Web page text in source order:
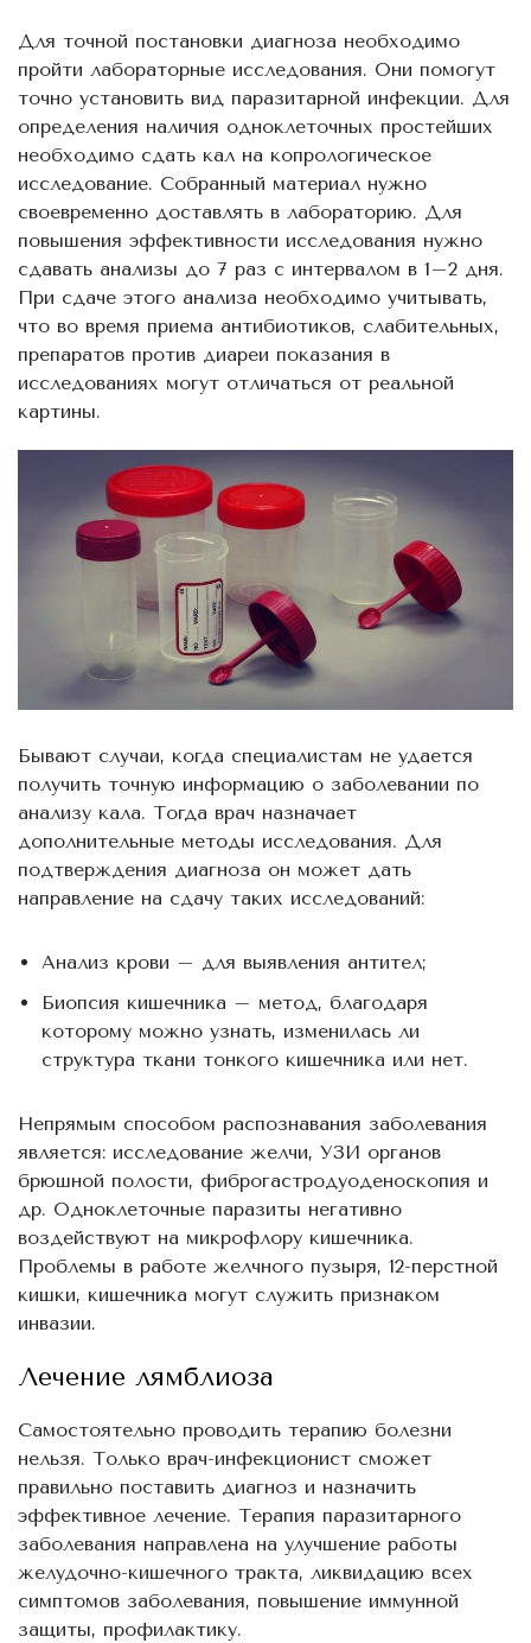
Для точной постановки диагноза необходимо
пройти лабораторные исследования. Они помогут
точно установить вид паразитарной инфекции. Для
определения наличия одноклеточных простейших
необходимо сдать кал на копрологическое
исследование. Собранный материал нужно
своевременно доставлять в лабораторию. Для
повышения эффективности исследования нужно
сдавать анализы до 7 раз с интервалом в 1–2 дня.
При сдаче этого анализа необходимо учитывать,
что во время приема антибиотиков, слабительных,
препаратов против диареи показания в
исследованиях могут отличаться от реальной
картины.
Бывают случаи, когда специалистам не удается
получить точную информацию о заболевании по
анализу кала. Тогда врач назначает
дополнительные методы исследования. Для
подтверждения диагноза он может дать
направление на сдачу таких исследований:
Анализ крови – для выявления антител;
Биопсия кишечника – метод, благодаря
которому можно узнать, изменилась ли
структура ткани тонкого кишечника или нет.
Непрямым способом распознавания заболевания
является: исследование желчи, УЗИ органов
брюшной полости, фиброгастродуоденоскопия и
др. Одноклеточные паразиты негативно
воздействуют на микрофлору кишечника.
Проблемы в работе желчного пузыря, 12-перстной
кишки, кишечника могут служить признаком
инвазии.
Лечение лямблиоза
Самостоятельно проводить терапию болезни
нельзя. Только врач-инфекционист сможет
правильно поставить диагноз и назначить
эффективное лечение. Терапия паразитарного
заболевания направлена на улучшение работы
желудочно-кишечного тракта, ликвидацию всех
симптомов заболевания, повышение иммунной
защиты, профилактику.